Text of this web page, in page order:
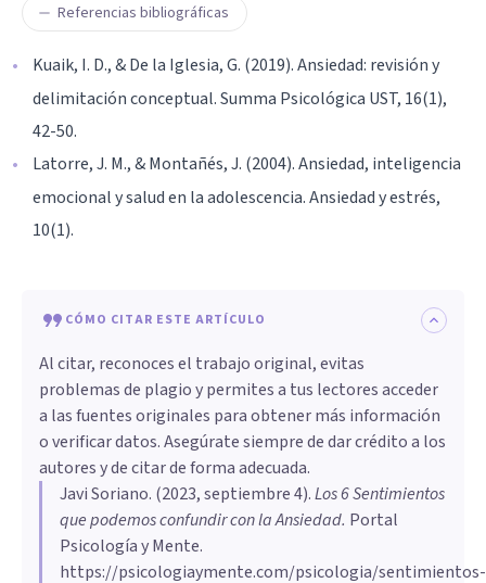
Referencias bibliográficas
Kuaik, I. D., & De la Iglesia, G. (2019). Ansiedad: revisión y
delimitación conceptual. Summa Psicológica UST, 16(1),
42-50.
Latorre, J. M., & Montañés, J. (2004). Ansiedad, inteligencia
emocional y salud en la adolescencia. Ansiedad y estrés,
10(1).
CÓMO CITAR ESTE ARTÍCULO
Al citar, reconoces el trabajo original, evitas
problemas de plagio y permites a tus lectores acceder
a las fuentes originales para obtener más información
o verificar datos. Asegúrate siempre de dar crédito a los
autores y de citar de forma adecuada.
Javi Soriano. (2023, septiembre 4).Los 6 Sentimientos
que podemos confundir con la Ansiedad. Portal
Psicología y Mente.
https://psicologiaymente.com/psicologia/sentimientos-